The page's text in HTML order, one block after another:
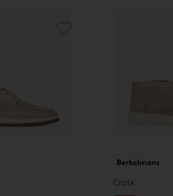
Berkelmans
Croix